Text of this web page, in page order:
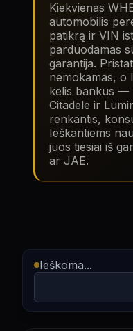
Kiekvienas
automobilis
patikrą ir VIN
parduodamas
garantija.
nemokamas, o
kelis bankus —
Citadele ir
renkantis,
Ieškantiems
juos tiesiai iš
ar JAE.
Ieškoma...